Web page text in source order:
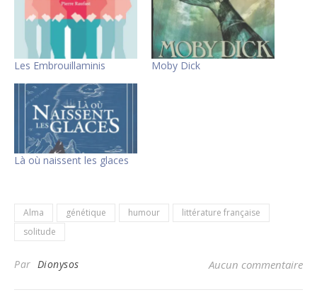
Les Embrouillaminis Moby Dick
Là où naissent les glaces
Alma génétique humour
littérature française
solitude
Par Dionysos Aucun commentaire